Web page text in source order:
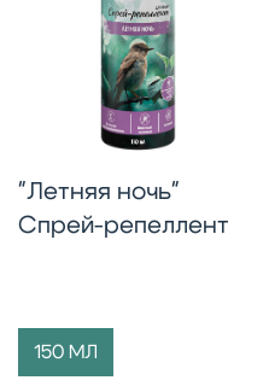
"Летняя ночь"
Спрей-репеллент
150 МЛ